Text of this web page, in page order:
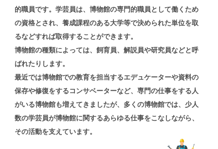
的職員です。学芸員は、博物館の専門的職員として働くため
の資格とされ、養成課程のある大学等で決められた単位を取
るなどすれば取得することができます。
博物館の種類によっては、飼育員、解説員や研究員などと呼
ばれたりします。
最近では博物館での教育を担当するエデュケーターや資料の
保存や修復をするコンサベーターなど、専門の仕事をする人
がいる博物館も増えてきましたが、多くの博物館では、少人
数の学芸員が博物館に関するあらゆる仕事をこなしながら、
その活動を支えています。